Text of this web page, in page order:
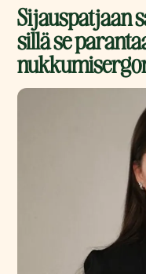
Sijauspatjaan
sillä se